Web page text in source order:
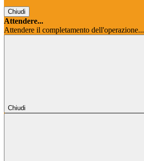
Chiudi
Attendere...
Attendere il completamento dell'operazione...
Chiudi